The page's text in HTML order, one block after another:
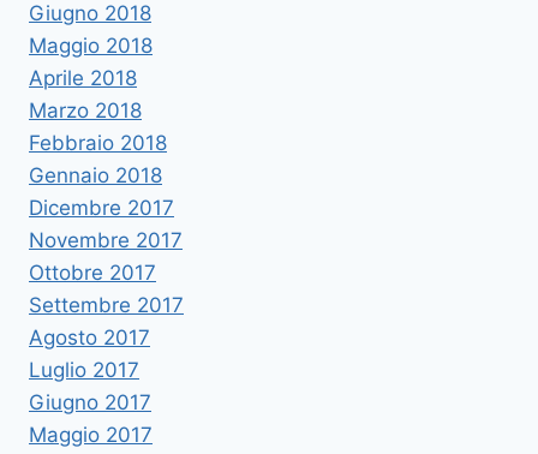
Giugno 2018
Maggio 2018
Aprile 2018
Marzo 2018
Febbraio 2018
Gennaio 2018
Dicembre 2017
Novembre 2017
Ottobre 2017
Settembre 2017
Agosto 2017
Luglio 2017
Giugno 2017
Maggio 2017